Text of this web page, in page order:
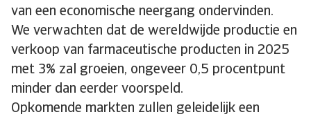
van een economische neergang ondervinden.
We verwachten dat de wereldwijde productie en
verkoop van farmaceutische producten in 2025
met 3% zal groeien, ongeveer 0,5 procentpunt
minder dan eerder voorspeld.
Opkomende markten zullen geleidelijk een